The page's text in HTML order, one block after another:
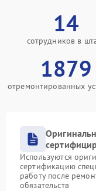
14
сотрудников в
1879
отремонтированных
Используются
сертификацию
работу после
обязательств